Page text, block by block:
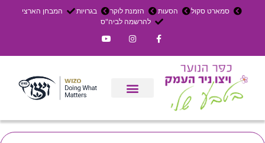
סמארט סקול הסעות הזמנת לוקר בגרויות
המבחן הארצי
להרשמה לביה"ס